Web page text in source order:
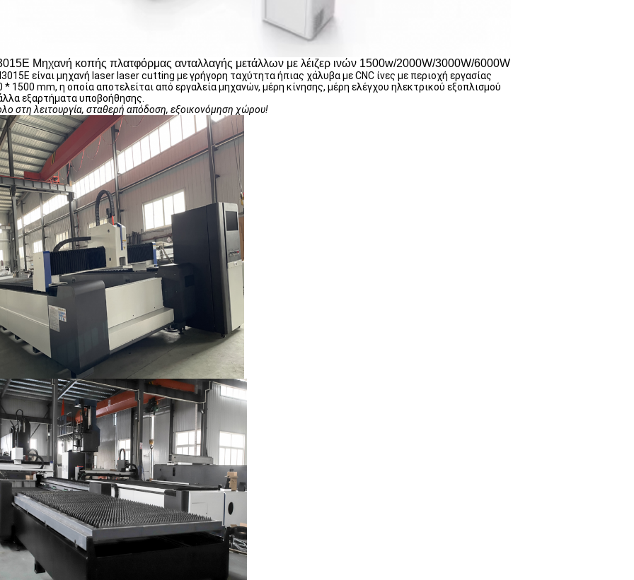
Μηχανή κοπής πλατφόρμας ανταλλαγής μετάλλων με λέιζερ ινών 1500w/2000W/3000W/6000W
είναι μηχανή laser laser cutting με γρήγορη ταχύτητα ήπιας χάλυβα με CNC ίνες με περιοχή εργασίας
* 1500 mm, η οποία αποτελείται από εργαλεία μηχανών, μέρη κίνησης, μέρη ελέγχου ηλεκτρικού εξοπλισμού
εξαρτήματα υποβοήθησης.
στη λειτουργία, σταθερή απόδοση, εξοικονόμηση χώρου!